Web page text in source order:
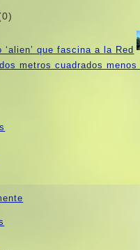
‘alien’ que fascina a la Red
metros cuadrados menos